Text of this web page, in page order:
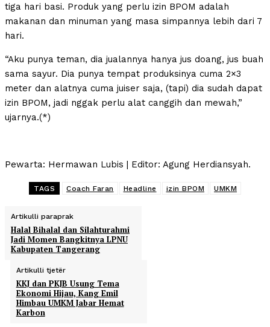
tiga hari basi. Produk yang perlu izin BPOM adalah
makanan dan minuman yang masa simpannya lebih dari 7
hari.
“Aku punya teman, dia jualannya hanya jus doang, jus buah
sama sayur. Dia punya tempat produksinya cuma 2×3
meter dan alatnya cuma juiser saja, (tapi) dia sudah dapat
izin BPOM, jadi nggak perlu alat canggih dan mewah,”
ujarnya.(*)
Pewarta: Hermawan Lubis | Editor: Agung Herdiansyah.
TAGS Coach Faran Headline izin BPOM UMKM
Artikulli paraprak
Halal Bihalal dan Silahturahmi
Jadi Momen Bangkitnya LPNU
Kabupaten Tangerang
Artikulli tjetër
KKJ dan PKJB Usung Tema
Ekonomi Hijau, Kang Emil
Himbau UMKM Jabar Hemat
Karbon